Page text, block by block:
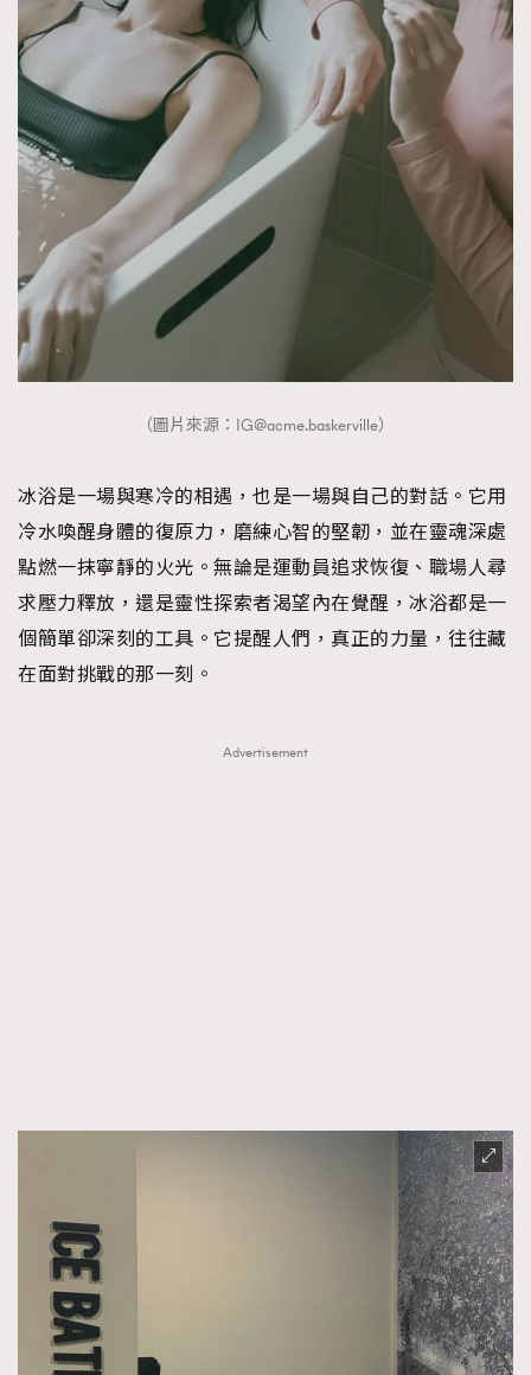
AFrenchMind
DressLikeAParisienne
EmpowerF
FashionWeek FigaroAesthetic
（圖片來源： IG@acme.baskerville）
冰浴是一場與寒冷的相遇，也是一場與自己的對話。它用
冷水喚醒身體的復原力，磨練心智的堅韌，並在靈魂深處
點燃一抹寧靜的火光。無論是運動員追求恢復、職場人尋
求壓力釋放，還是靈性探索者渴望內在覺醒，冰浴都是一
個簡單卻深刻的工具。它提醒人們，真正的力量，往往藏
在面對挑戰的那一刻。
Advertisement